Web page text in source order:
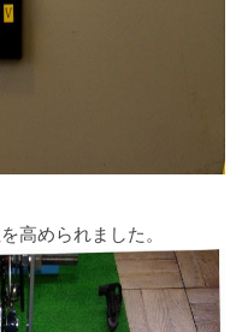
高められました。